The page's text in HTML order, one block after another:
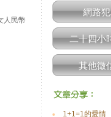
人民幣
網路
二十四小
其他徵
1+1=1的愛情